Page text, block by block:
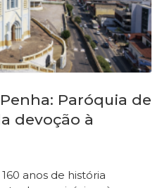
Paróquia de
devoção à
anos de história